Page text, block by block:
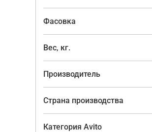
Фасовка
Вес, кг.
Производитель
Страна производства
Категория Avito